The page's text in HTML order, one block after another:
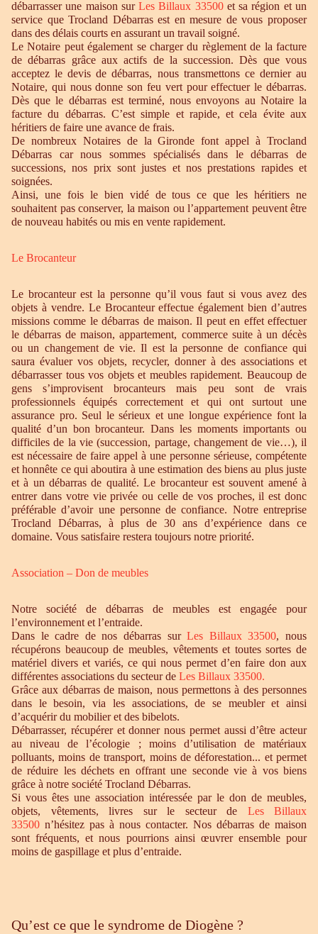
débarrasser une maison surLes Billaux 33500et sa région et un
service que Trocland Débarras est en mesure de vous proposer
dans des délais courts en assurant un travail soigné.
Le Notaire peut également se charger du règlement de la facture
de débarras grâce aux actifs de la succession. Dès que vous
acceptez le devis de débarras, nous transmettons ce dernier au
Notaire, qui nous donne son feu vert pour effectuer le débarras.
Dès que le débarras est terminé, nous envoyons au Notaire la
facture du débarras. C’est simple et rapide, et cela évite aux
héritiers de faire une avance de frais.
De nombreux Notaires de la Gironde font appel à Trocland
Débarras car nous sommes spécialisés dans le débarras de
successions, nos prix sont justes et nos prestations rapides et
soignées.
Ainsi, une fois le bien vidé de tous ce que les héritiers ne
souhaitent pas conserver, la maison ou l’appartement peuvent être
de nouveau habités ou mis en vente rapidement.
Le Brocanteur
Le brocanteur est la personne qu’il vous faut si vous avez des
objets à vendre. Le Brocanteur effectue également bien d’autres
missions comme le débarras de maison. Il peut en effet effectuer
le débarras de maison, appartement, commerce suite à un décès
ou un changement de vie. Il est la personne de confiance qui
saura évaluer vos objets, recycler, donner à des associations et
débarrasser tous vos objets et meubles rapidement. Beaucoup de
gens s’improvisent brocanteurs mais peu sont de vrais
professionnels équipés correctement et qui ont surtout une
assurance pro. Seul le sérieux et une longue expérience font la
qualité d’un bon brocanteur. Dans les moments importants ou
difficiles de la vie (succession, partage, changement de vie…), il
est nécessaire de faire appel à une personne sérieuse, compétente
et honnête ce qui aboutira à une estimation des biens au plus juste
et à un débarras de qualité. Le brocanteur est souvent amené à
entrer dans votre vie privée ou celle de vos proches, il est donc
préférable d’avoir une personne de confiance. Notre entreprise
Trocland Débarras, à plus de 30 ans d’expérience dans ce
domaine. Vous satisfaire restera toujours notre priorité.
Association – Don de meubles
Notre société de débarras de meubles est engagée pour
l’environnement et l’entraide.
Dans le cadre de nos débarras surLes Billaux 33500, nous
récupérons beaucoup de meubles, vêtements et toutes sortes de
matériel divers et variés, ce qui nous permet d’en faire don aux
différentes associations du secteur de Les Billaux 33500.
Grâce aux débarras de maison, nous permettons à des personnes
dans le besoin, via les associations, de se meubler et ainsi
d’acquérir du mobilier et des bibelots.
Débarrasser, récupérer et donner nous permet aussi d’être acteur
au niveau de l’écologie ; moins d’utilisation de matériaux
polluants, moins de transport, moins de déforestation... et permet
de réduire les déchets en offrant une seconde vie à vos biens
grâce à notre société Trocland Débarras.
Si vous êtes une association intéressée par le don de meubles,
objets, vêtements, livres sur le secteur de Les Billaux
33500 n’hésitez pas à nous contacter. Nos débarras de maison
sont fréquents, et nous pourrions ainsi œuvrer ensemble pour
moins de gaspillage et plus d’entraide.
Qu’est ce que le syndrome de Diogène ?